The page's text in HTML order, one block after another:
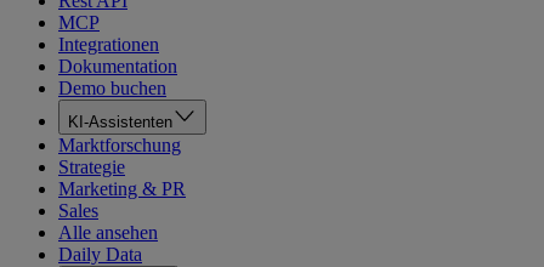
MCP
Integrationen
Dokumentation
Demo buchen
KI-Assistenten
Marktforschung
Strategie
Marketing & PR
Sales
Alle ansehen
Daily Data